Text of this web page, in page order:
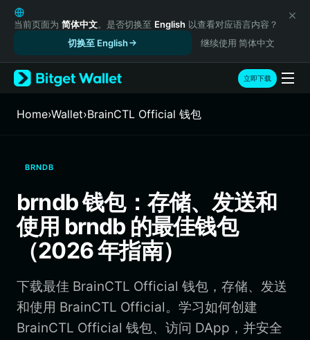
English
日本語
Русский
Español (Latinoamérica)
Türkçe
Italiano
繁體中文
Português (Portugal)
Bahasa Indonesia
ภาษาไทย
Português (Brasil)
Español (Argentina)
当前页面为 简体中文。是否切换至 English 以查看对应语言内容？
切换至 English
继续使用 简体中文
立即下载
Home›Wallet›BrainCTL Official 钱包
BRNDB
brndb 钱包：存储、发送和
使用 brndb 的最佳钱包
（2026 年指南）
下载最佳 BrainCTL Official 钱包，存储、发送
和使用 BrainCTL Official。学习如何创建
BrainCTL Official 钱包、访问 DApp，并安全